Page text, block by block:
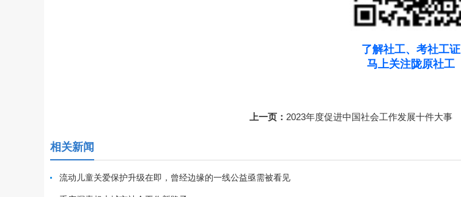
了解社工、考社工证
马上关注陇原社工
上一页： 2023年度促进中国社会工作发展十件大事
相关新闻
流动儿童关爱保护升级在即，曾经边缘的一线公益亟需被看见